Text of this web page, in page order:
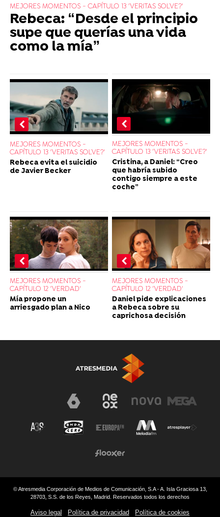
MEJORES MOMENTOS - CAPÍTULO 13 'VERITAS SOLVE?'
Rebeca: “Desde el principio
supe que querías una vida
como la mía”
MEJORES MOMENTOS -
CAPÍTULO 13 'VERITAS SOLVE?'
Rebeca evita el suicidio
de Javier Becker
MEJORES MOMENTOS -
CAPÍTULO 13 'VERITAS SOLVE?'
Cristina, a Daniel: “Creo
que habría subido
contigo siempre a este
coche”
MEJORES MOMENTOS -
CAPÍTULO 12 'VERDAD'
Mía propone un
arriesgado plan a Nico
MEJORES MOMENTOS -
CAPÍTULO 12 'VERDAD'
Daniel pide explicaciones
a Rebeca sobre su
caprichosa decisión
© Atresmedia Corporación de Medios de Comunicación, S.A - A. Isla Graciosa 13,
28703, S.S. de los Reyes, Madrid. Reservados todos los derechos
Aviso legal Política de privacidad Política de cookies